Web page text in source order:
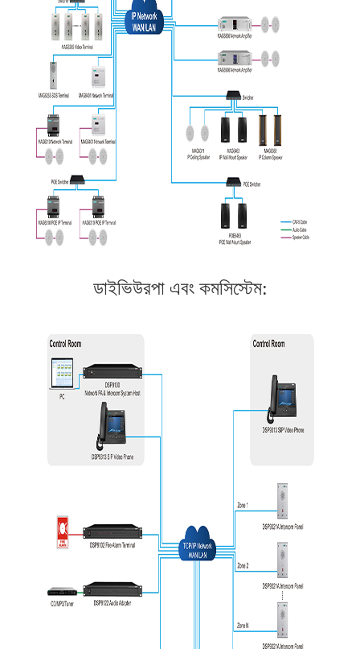
ডাইভিউরপা এবং কমসিস্টেম: